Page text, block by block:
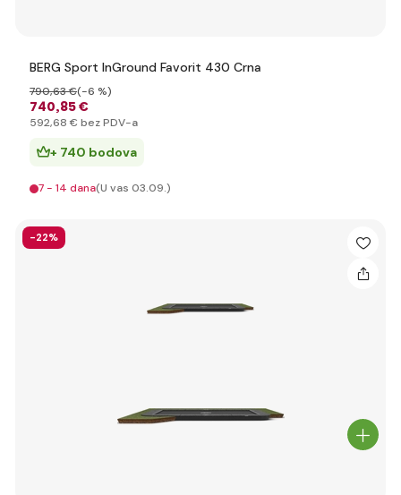
BERG Sport InGround Favorit 430 Crna
740,85 €
790,63 €(-6 %)
592,68 € bez PDV-a
+ 740 bodova
7 - 14 dana(U vas 03.09.)
-22%